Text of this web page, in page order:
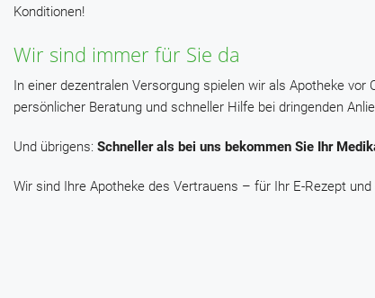
Konditionen!
Wir sind immer für Sie da
In einer dezentralen Versorgung spielen wir als Apotheke
persönlicher Beratung und schneller Hilfe bei dringenden
Und übrigens: Schneller als bei uns bekommen Sie Ihr
Wir sind Ihre Apotheke des Vertrauens – für Ihr E-Rezept